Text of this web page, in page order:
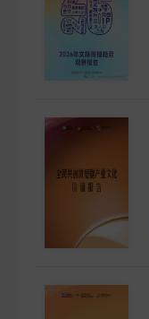
宏观策略
STRATEGY
会议纪要
ANNUALS
招股书